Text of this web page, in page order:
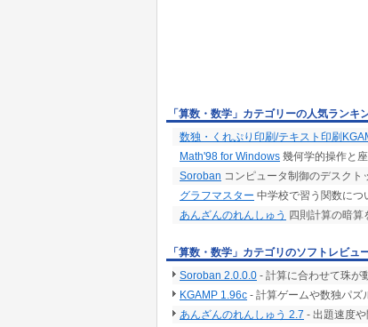
「算数・数学」カテゴリーの人気ランキ
数独・くれぷり印刷/テキスト印刷
Math'98 for Windows 幾何学的操作と
Soroban コンピュータ制御のデスクト
グラフマスター 中学校で習う関数につ
あんざんのれんしゅう 四則計算の暗算
「算数・数学」カテゴリのソフトレビュ
Soroban 2.0.0.0 - 計算に合わせて珠が
KGAMP 1.96c - 計算ゲームや数独パズ
あんざんのれんしゅう 2.7 - 出題速度